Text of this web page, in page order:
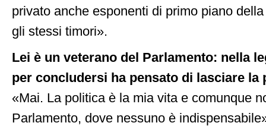
privato anche esponenti di primo piano
gli stessi timori».
Lei è un veterano del Parlamento: nella
per concludersi ha pensato di lasciare la
«Mai. La politica è la mia vita e comunque
Parlamento, dove nessuno è